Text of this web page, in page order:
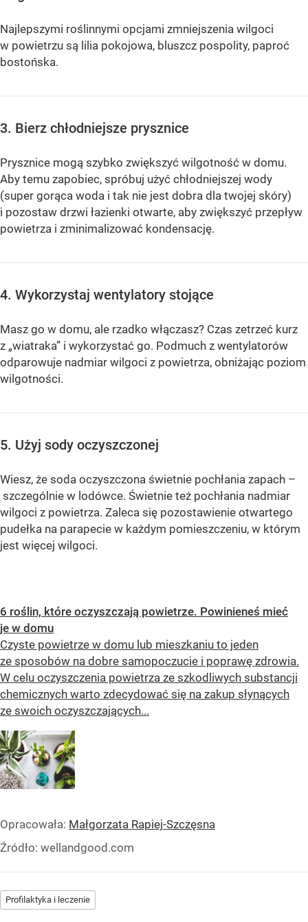
Najlepszymi roślinnymi opcjami zmniejszenia wilgoci
w powietrzu są lilia pokojowa, bluszcz pospolity, paproć
bostońska.
3. Bierz chłodniejsze prysznice
Prysznice mogą szybko zwiększyć wilgotność w domu.
Aby temu zapobiec, spróbuj użyć chłodniejszej wody
(super gorąca woda i tak nie jest dobra dla twojej skóry)
i pozostaw drzwi łazienki otwarte, aby zwiększyć przepływ
powietrza i zminimalizować kondensację.
4. Wykorzystaj wentylatory stojące
Masz go w domu, ale rzadko włączasz? Czas zetrzeć kurz
z „wiatraka” i wykorzystać go. Podmuch z wentylatorów
odparowuje nadmiar wilgoci z powietrza, obniżając poziom
wilgotności.
5. Użyj sody oczyszczonej
Wiesz, że soda oczyszczona świetnie pochłania zapach –
szczególnie w lodówce. Świetnie też pochłania nadmiar
wilgoci z powietrza. Zaleca się pozostawienie otwartego
pudełka na parapecie w każdym pomieszczeniu, w którym
jest więcej wilgoci.
6 roślin, które oczyszczają powietrze. Powinieneś mieć
je w domu
Czyste powietrze w domu lub mieszkaniu to jeden
ze sposobów na dobre samopoczucie i poprawę zdrowia.
W celu oczyszczenia powietrza ze szkodliwych substancji
chemicznych warto zdecydować się na zakup słynących
ze swoich oczyszczających...
Opracowała: Małgorzata Rapiej-Szczęsna
Źródło: wellandgood.com
Profilaktyka i leczenie